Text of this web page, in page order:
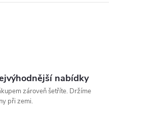
nabídky
zároveň šetříte. Držíme
při zemi.